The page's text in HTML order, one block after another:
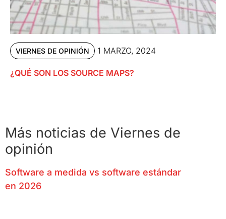
VIERNES DE OPINIÓN 1 MARZO, 2024
¿QUÉ SON LOS SOURCE MAPS?
Más noticias de Viernes de
opinión
Software a medida vs software estándar
en 2026